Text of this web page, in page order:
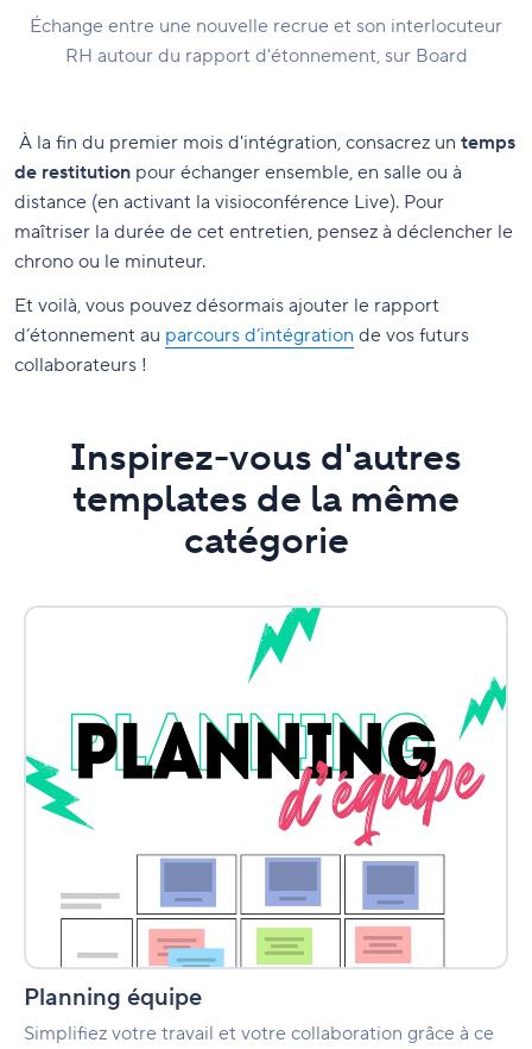
Échange entre une nouvelle recrue et son interlocuteur
RH autour du rapport d'étonnement, sur Board
À la fin du premier mois d'intégration, consacrez un temps
de restitution pour échanger ensemble, en salle ou à
distance (en activant la visioconférence Live). Pour
maîtriser la durée de cet entretien, pensez à déclencher le
chrono ou le minuteur.
Et voilà, vous pouvez désormais ajouter le rapport
d’étonnement au parcours d’intégration de vos futurs
collaborateurs !
Inspirez-vous d'autres
templates de la même
catégorie
Planning équipe
Simplifiez votre travail et votre collaboration grâce à ce
Planning